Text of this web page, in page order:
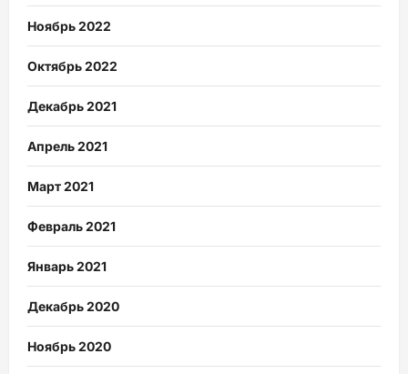
Ноябрь 2022
Октябрь 2022
Декабрь 2021
Апрель 2021
Март 2021
Февраль 2021
Январь 2021
Декабрь 2020
Ноябрь 2020